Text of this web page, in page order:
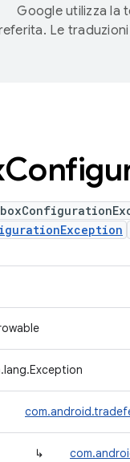
Google utilizza la
Le
↳